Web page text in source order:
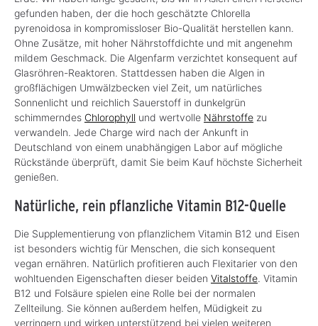
gefunden haben, der die hoch geschätzte Chlorella
pyrenoidosa in kompromissloser Bio-Qualität herstellen kann.
Ohne Zusätze, mit hoher Nährstoffdichte und mit angenehm
mildem Geschmack. Die Algenfarm verzichtet konsequent auf
Glasröhren-Reaktoren. Stattdessen haben die Algen in
großflächigen Umwälzbecken viel Zeit, um natürliches
Sonnenlicht und reichlich Sauerstoff in dunkelgrün
schimmerndes Chlorophyll und wertvolle Nährstoffe zu
verwandeln. Jede Charge wird nach der Ankunft in
Deutschland von einem unabhängigen Labor auf mögliche
Rückstände überprüft, damit Sie beim Kauf höchste Sicherheit
genießen.
Natürliche, rein pflanzliche Vitamin B12-Quelle
Die Supplementierung von pflanzlichem Vitamin B12 und Eisen
ist besonders wichtig für Menschen, die sich konsequent
vegan ernähren. Natürlich profitieren auch Flexitarier von den
wohltuenden Eigenschaften dieser beiden Vitalstoffe. Vitamin
B12 und Folsäure spielen eine Rolle bei der normalen
Zellteilung. Sie können außerdem helfen, Müdigkeit zu
verringern und wirken unterstützend bei vielen weiteren